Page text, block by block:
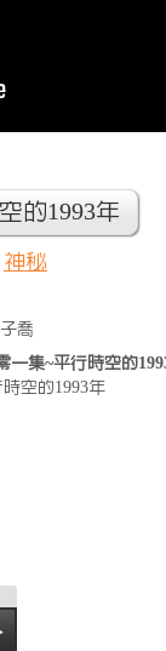
的1993年
神秘
喬
一集~平行時空的
空的1993年